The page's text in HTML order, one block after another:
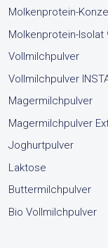
Molkenprotein-
Molkenprotein-Isolat
Vollmilchpulver
Vollmilchpulver
Magermilchpulver
Magermilchpulver
Joghurtpulver
Laktose
Buttermilchpulver
Bio Vollmilchpulver